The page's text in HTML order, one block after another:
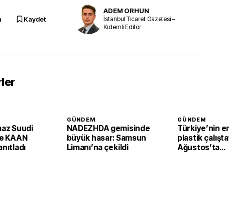
Kaydet
ADEM ORHUN
İstanbul Ticaret Gazetesi –
Kıdemli Editör
Suudi
KAAN
GÜNDEM
NADEZHDA gemisinde
büyük hasar: Samsun
Limanı’na çekildi
GÜNDEM
Türkiye’nin
plastik
Ağustos’ta